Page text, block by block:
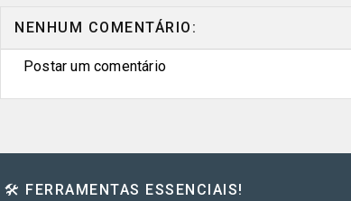
NENHUM COMENTÁRIO:
Postar um comentário
🛠️ FERRAMENTAS ESSENCIAIS!